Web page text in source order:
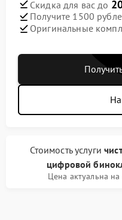
Скидка для вас до
Получите 1500
Оригинальные
Стоимость услуги
цифровой
Цена актуальна